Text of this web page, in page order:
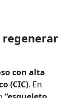
regenerar
con alta
(CIC). En